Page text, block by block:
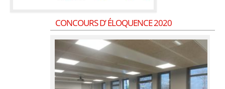
CONCOURS D’ ÉLOQUENCE 2020